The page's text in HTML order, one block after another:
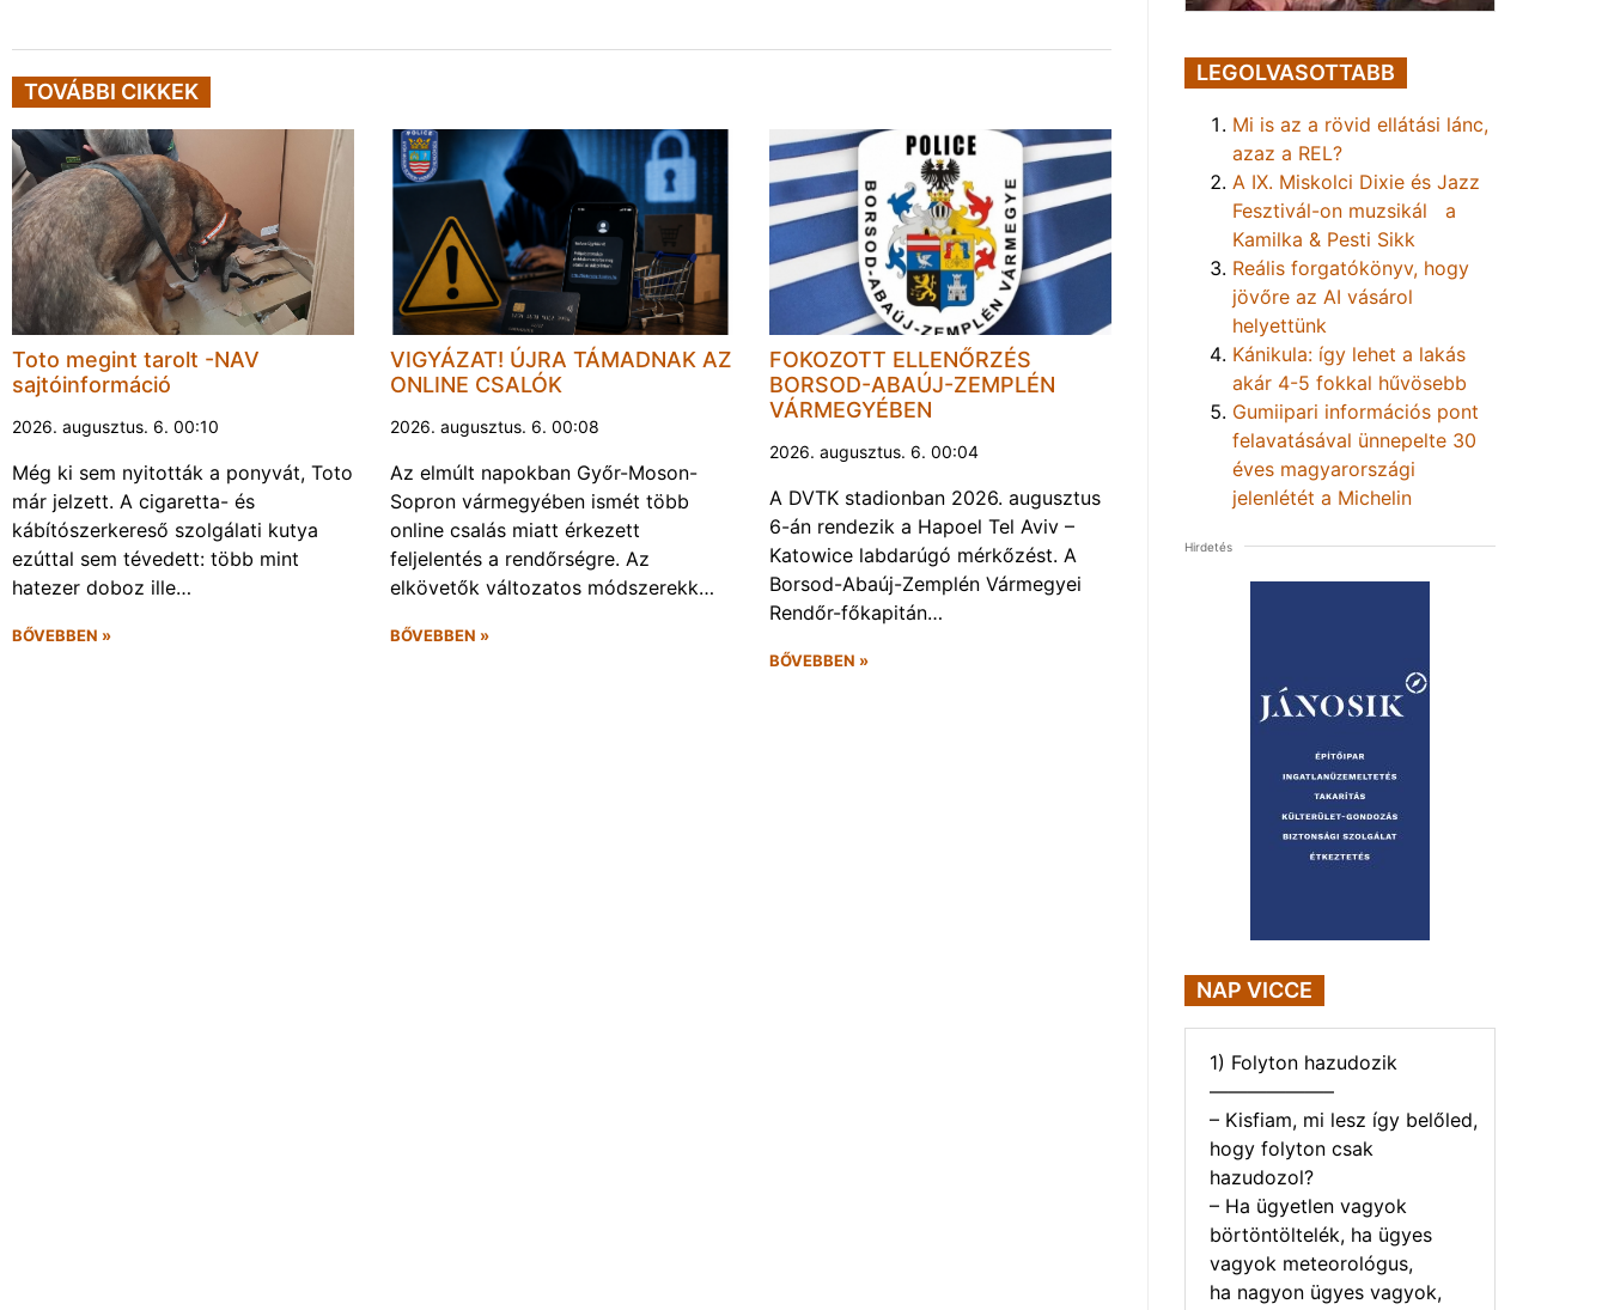
TOVÁBBI CIKKEK
Toto megint tarolt -NAV
sajtóinformáció
2026. augusztus. 6. 00:10
Még ki sem nyitották a ponyvát, Toto
már jelzett. A cigaretta- és
kábítószerkereső szolgálati kutya
ezúttal sem tévedett: több mint
hatezer doboz ille…
BŐVEBBEN »
VIGYÁZAT! ÚJRA TÁMADNAK AZ
ONLINE CSALÓK
2026. augusztus. 6. 00:08
Az elmúlt napokban Győr-Moson-
Sopron vármegyében ismét több
online csalás miatt érkezett
feljelentés a rendőrségre. Az
elkövetők változatos módszerekk…
BŐVEBBEN »
FOKOZOTT ELLENŐRZÉS
BORSOD-ABAÚJ-ZEMPLÉN
VÁRMEGYÉBEN
2026. augusztus. 6. 00:04
A DVTK stadionban 2026. augusztus
6-án rendezik a Hapoel Tel Aviv –
Katowice labdarúgó mérkőzést. A
Borsod-Abaúj-Zemplén Vármegyei
Rendőr-főkapitán…
BŐVEBBEN »
LEGOLVASOTTABB
Mi is az a rövid ellátási lánc,
azaz a REL?
A IX. Miskolci Dixie és Jazz
Fesztivál-on muzsikál a
Kamilka & Pesti Sikk
Reális forgatókönyv, hogy
jövőre az AI vásárol
helyettünk
Kánikula: így lehet a lakás
akár 4-5 fokkal hűvösebb
Gumiipari információs pont
felavatásával ünnepelte 30
éves magyarországi
jelenlétét a Michelin
Hirdetés
NAP VICCE
1) Folyton hazudozik
——————–
– Kisfiam, mi lesz így belőled,
hogy folyton csak
hazudozol?
– Ha ügyetlen vagyok
börtöntöltelék, ha ügyes
vagyok meteorológus,
ha nagyon ügyes vagyok,